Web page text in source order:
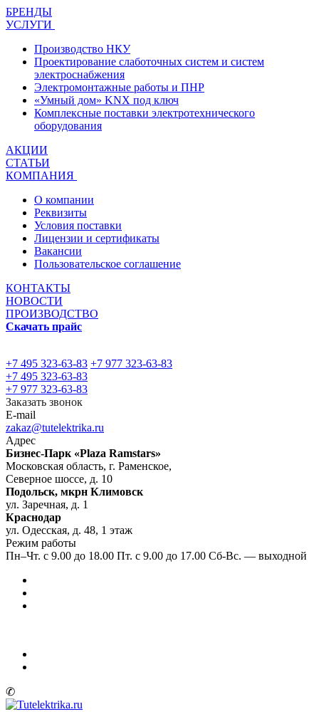
БРЕНДЫ
УСЛУГИ
Производство НКУ
Проектирование слаботочных систем и систем
электроснабжения
Электромонтажные работы и ПНР
«Умный дом» KNX под ключ
Комплексные поставки электротехнического
оборудования
АКЦИИ
СТАТЬИ
КОМПАНИЯ
О компании
Реквизиты
Условия поставки
Лицензии и сертификаты
Вакансии
Пользовательское соглашение
КОНТАКТЫ
НОВОСТИ
ПРОИЗВОДСТВО
Скачать прайс
+7 495 323-63-83 +7 977 323-63-83
+7 495 323-63-83
+7 977 323-63-83
Заказать звонок
E-mail
zakaz@tutelektrika.ru
Адрес
Бизнес-Парк «Plaza Ramstars»
Московская область, г. Раменское,
Северное шоссе, д. 10
Подольск, мкрн Климовск
ул. Заречная, д. 1
Краснодар
ул. Одесская, д. 48, 1 этаж
Режим работы
Пн–Чт. с 9.00 до 18.00 Пт. с 9.00 до 17.00 Сб-Вс. — выходной
✆